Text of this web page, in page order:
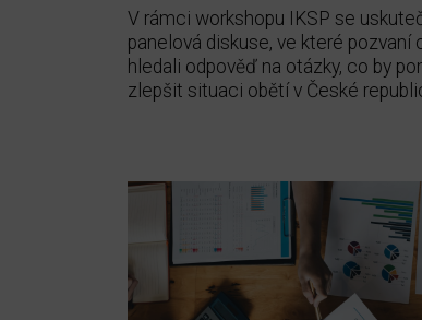
V rámci workshopu IKSP se
panelová diskuse, ve které pozvaní
hledali odpověď na otázky, co by
zlepšit situaci obětí v České